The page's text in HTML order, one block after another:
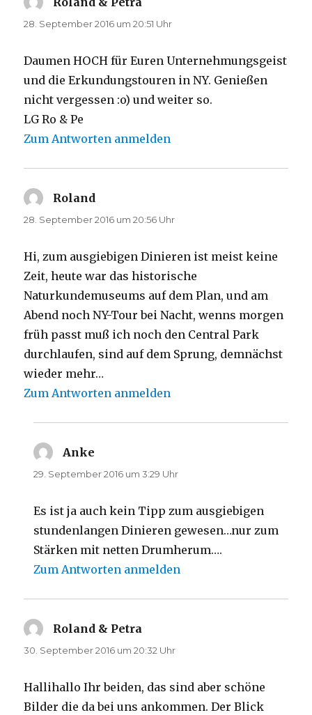
28. September 2016 um 20:51 Uhr
Daumen HOCH für Euren Unternehmungsgeist
und die Erkundungstouren in NY. Genießen
nicht vergessen :o) und weiter so.
LG Ro & Pe
Zum Antworten anmelden
Roland
28. September 2016 um 20:56 Uhr
Hi, zum ausgiebigen Dinieren ist meist keine
Zeit, heute war das historische
Naturkundemuseums auf dem Plan, und am
Abend noch NY-Tour bei Nacht, wenns morgen
früh passt muß ich noch den Central Park
durchlaufen, sind auf dem Sprung, demnächst
wieder mehr…
Zum Antworten anmelden
Anke
29. September 2016 um 3:29 Uhr
Es ist ja auch kein Tipp zum ausgiebigen
stundenlangen Dinieren gewesen…nur zum
Stärken mit netten Drumherum….
Zum Antworten anmelden
Roland & Petra
30. September 2016 um 20:32 Uhr
Hallihallo Ihr beiden, das sind aber schöne
Bilder die da bei uns ankommen. Der Blick